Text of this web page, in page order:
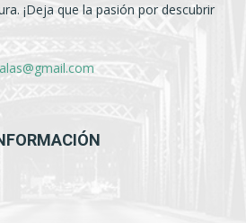
¡Deja que la pasión por descubrir